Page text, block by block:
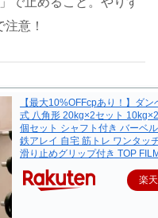
意！
【最大10%OFFcpあり！】ダン
式 八角形 20kg×2セット
個セット シャフト付き バーベ
鉄アレイ 自宅 筋トレ ワンタッ
滑り止めグリップ付き TOP
楽